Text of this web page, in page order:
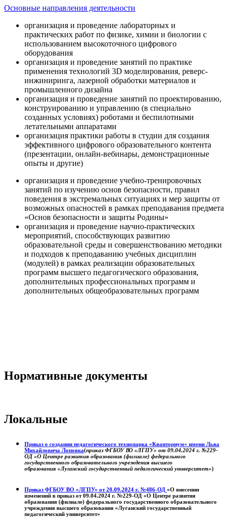
Основные направления деятельности
организация и проведение лабораторных и
практических работ по физике, химии и биологии с
использованием высокоточного цифрового
оборудования
организация и проведение занятий по практике
применения технологий 3D моделирования, реверс-
инжиниринга, лазерной обработки материалов и
промышленного дизайна
организация и проведение занятий по проектированию,
конструированию и управлению (в специально
созданных условиях) роботами и беспилотными
летательными аппаратами
организация практики работы в студии для создания
эффективного цифрового образовательного контента
(презентации, онлайн-вебинары, демонстрационные
опыты и другие)
организация и проведение учебно-тренировочных
занятий по изучению основ безопасности, правил
поведения в экстремальных ситуациях и мер защиты от
возможных опасностей в рамках преподавания предмета
«Основ безопасности и защиты Родины»
организация и проведение научно-практических
мероприятий, способствующих развитию
образовательной среды и совершенствованию методики
и подходов к преподаванию учебных дисциплин
(модулей) в рамках реализации образовательных
программ высшего педагогического образования,
дополнительных профессиональных программ и
дополнительных общеобразовательных программ
Нормативные документы
Локальные
Приказ о создании педагогического технопарка «Кванториум» имени Льва
Михайловича Лоповка(приказ ФГБОУ ВО «ЛГПУ» от 09.04.2024 г. №229-
ОД «О Центре развития образования (филиале) федерального
государственного образовательного учреждения высшего
образования «Луганский государственный педагогический университет»)
Приказ ФГБОУ ВО «ЛГПУ» от 20.09.2024 г. №486-ОД «О внесении
изменений в приказ от 09.04.2024 г. №229-ОД «О Центре развития
образования (филиале) федерального государственного образовательного
учреждения высшего образования «Луганский государственный
педагогический университет»